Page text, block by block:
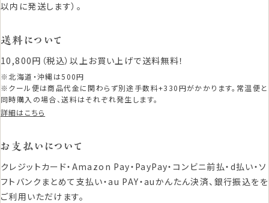
以内に発送します）。
送料について
10,800円（税込）以上お買い上げで送料無料！
※北海道・沖縄は500円
※クール便は商品代金に関わらず別途手数料+330円がかかります。常温便と
同時購入の場合、送料はそれぞれ発生します。
詳細はこちら
お支払いについて
クレジットカード・Amazon Pay・PayPay・コンビニ前払・d払い・ソ
フトバンクまとめて支払い・au PAY・auかんたん決済、銀行振込をを
ご利用いただけます。